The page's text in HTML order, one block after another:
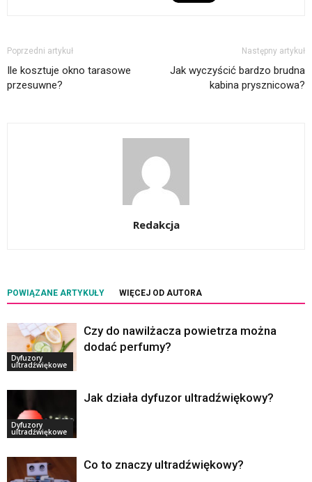
Poprzedni artykuł
Ile kosztuje okno tarasowe
przesuwne?
Następny artykuł
Jak wyczyścić bardzo brudna
kabina prysznicowa?
Redakcja
POWIĄZANE ARTYKUŁY WIĘCEJ OD AUTORA
Dyfuzory
ultradźwiękowe
Czy do nawilżacza powietrza można
dodać perfumy?
Dyfuzory
ultradźwiękowe
Jak działa dyfuzor ultradźwiękowy?
Co to znaczy ultradźwiękowy?